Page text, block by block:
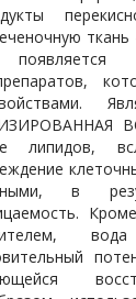
ткань
липидов,
в
вода